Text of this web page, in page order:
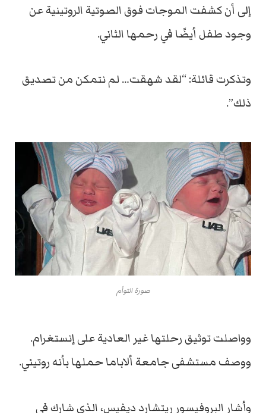
إلى أن كشفت الموجات فوق الصوتية الروتينية عن
وجود طفل أيضًا في رحمها الثاني.
وتذكرت قائلة: “لقد شهقت… لم نتمكن من تصديق
ذلك”.
صورة التوأم
وواصلت توثيق رحلتها غير العادية على إنستغرام.
ووصف مستشفى جامعة ألاباما حملها بأنه روتيني.
وأشار البروفيسور ريتشارد ديفيس، الذي شارك في